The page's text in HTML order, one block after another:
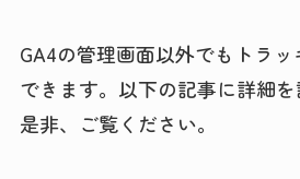
GA4の管理画面以外でもトラ
できます。以下の記事に詳細
是非、ご覧ください。